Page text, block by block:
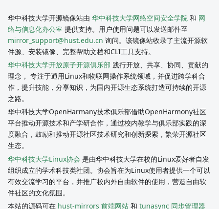
华中科技大学开源镜像站由 华中科技大学网络空间安全学院 和 网
络与信息化办公室 提供支持。用户使用问题可以发送邮件至
mirror_support@hust.edu.cn 询问。该镜像站收录了主流开源软
件源、安装镜像、完整帮助文档和CLI工具支持。
华中科技大学开放原子开源俱乐部 践行开放、共享、协同、贡献的
理念， 专注于通用Linux和物联网操作系统领域，并促进跨学科合
作，提升技能，分享知识，为国内开源生态系统打造可持续的开源
之路。
华中科技大学OpenHarmany技术俱乐部借助OpenHarmony社区
平台推动开源技术和产学研合作，通过校内教学与俱乐部实践的深
度融合，鼓励和推动开源社区技术研究和创新探索，繁荣开源社区
生态。
华中科技大学Linux协会 是由华中科技大学在校的Linux爱好者自发
组织成立的学术科技类社团。协会旨在为Linux使用者提供一个可以
有效交流学习的平台，并推广校内外自由软件的使用，营造自由软
件社区的文化氛围。
本站的源码可在 hust-mirrors 前端网站 和 tunasync 同步管理器